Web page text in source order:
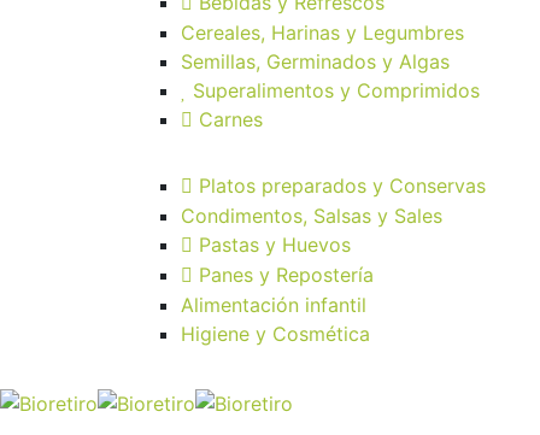
Cereales, Harinas y Legumbres
Semillas, Germinados y Algas
Superalimentos y Comprimidos
Carnes
Platos preparados y Conservas
Condimentos, Salsas y Sales
Pastas y Huevos
Panes y Repostería
Alimentación infantil
Higiene y Cosmética